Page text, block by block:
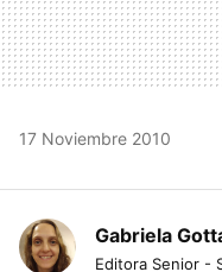
17 Noviembre 2010
Gabriela
Editora Senior -